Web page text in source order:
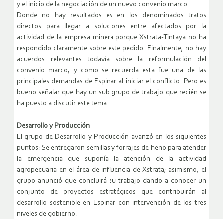
y el inicio de la negociación de un nuevo convenio marco.
Donde no hay resultados es en los denominados tratos
directos para llegar a soluciones entre afectados por la
actividad de la empresa minera porque Xstrata-Tintaya no ha
respondido claramente sobre este pedido. Finalmente, no hay
acuerdos relevantes todavía sobre la reformulación del
convenio marco, y como se recuerda esta fue una de las
principales demandas de Espinar al iniciar el conflicto. Pero es
bueno señalar que hay un sub grupo de trabajo que recién se
ha puesto a discutir este tema.
Desarrollo y Producción
El grupo de Desarrollo y Producción avanzó en los siguientes
puntos: Se entregaron semillas y forrajes de heno para atender
la emergencia que suponía la atención de la actividad
agropecuaria en el área de influencia de Xstrata; asimismo, el
grupo anunció que concluirá su trabajo dando a conocer un
conjunto de proyectos estratégicos que contribuirán al
desarrollo sostenible en Espinar con intervención de los tres
niveles de gobierno.